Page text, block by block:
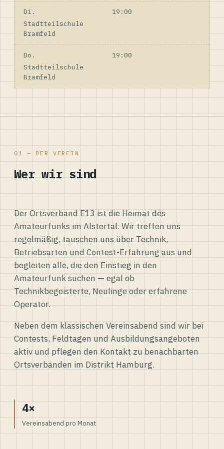
Di.
19:00
Stadtteilschule
Bramfeld
Do.
19:00
Stadtteilschule
Bramfeld
01 — DER VEREIN
Wer wir sind
Der Ortsverband E13 ist die Heimat des
Amateurfunks im Alstertal. Wir treffen uns
regelmäßig, tauschen uns über Technik,
Betriebsarten und Contest-Erfahrung aus und
begleiten alle, die den Einstieg in den
Amateurfunk suchen — egal ob
Technikbegeisterte, Neulinge oder erfahrene
Operator.
Neben dem klassischen Vereinsabend sind wir bei
Contests, Feldtagen und Ausbildungsangeboten
aktiv und pflegen den Kontakt zu benachbarten
Ortsverbänden im Distrikt Hamburg.
4×
Vereinsabend pro Monat